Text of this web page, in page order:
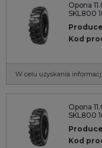
Opona
SKL800
Kod
W celu uzyskania
Opona
SKL800
Kod